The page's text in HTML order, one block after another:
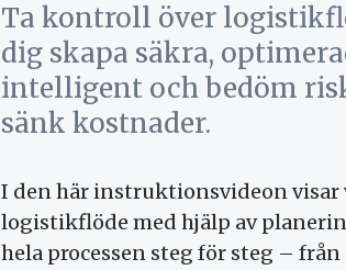
Ta kontroll över
dig skapa säkra,
intelligent och bedöm
sänk kostnader.
I den här instruktionsvideon
logistikflöde med hjälp av
hela processen steg för steg –